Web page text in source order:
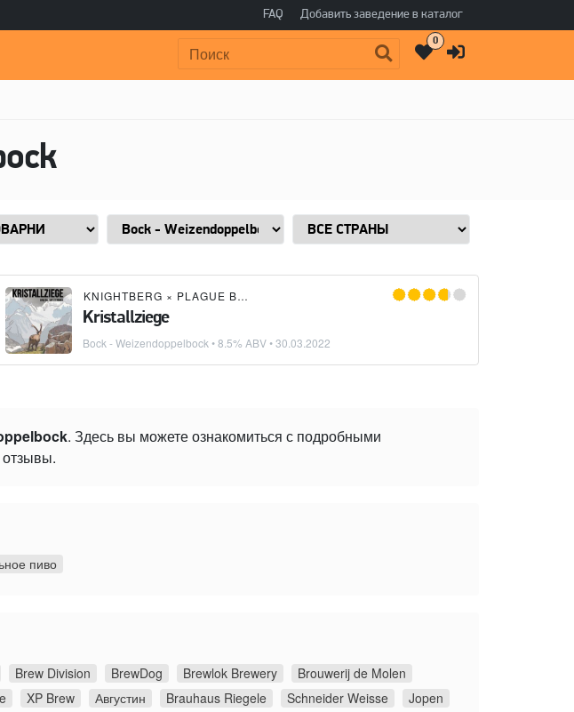
FAQ Добавить заведение в каталог
Поиск: 0
KNIGHTBERG × PLAGUE BREW
Kristallziege
Bock - Weizendoppelbock • 8.5% ABV •30.03.2022
. Здесь вы можете ознакомиться с подробными
отзывы.
пиво
Brew Division BrewDog Brewlok Brewery
Brouwerij de Molen
XP Brew Августин Brauhaus Riegele Schneider Weisse
Jopen